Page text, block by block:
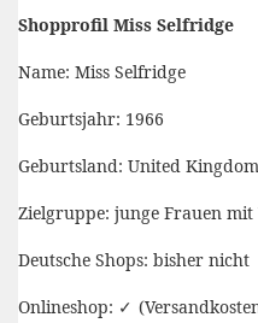
Shopprofil Miss Selfridge
Name: Miss Selfridge
Geburtsjahr: 1966
Geburtsland: United Kingdom
Zielgruppe: junge Frauen
Deutsche Shops: bisher nicht
Onlineshop: ✓